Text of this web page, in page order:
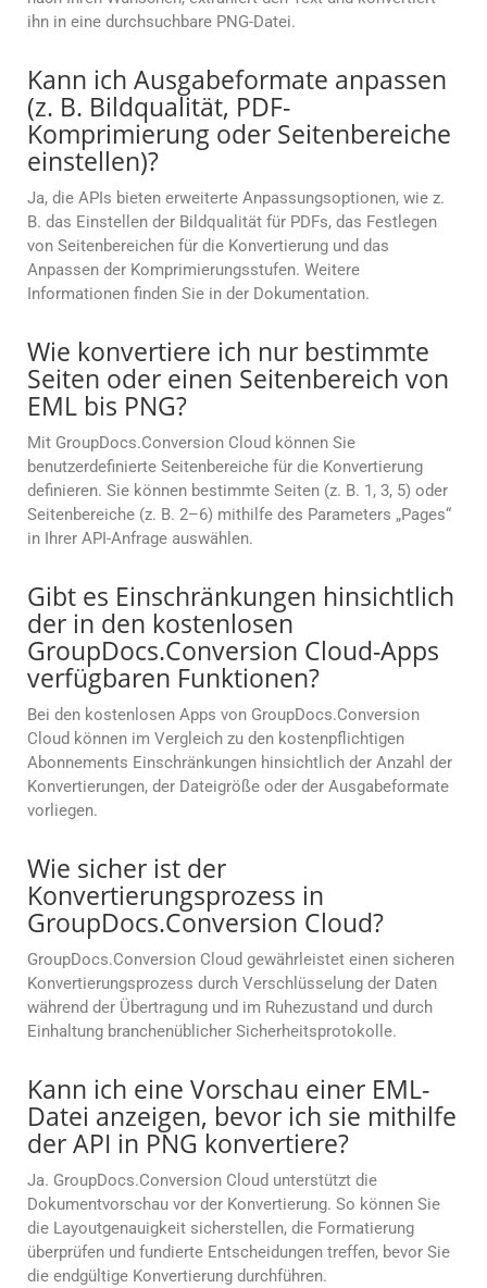
ihn in eine durchsuchbare PNG-Datei.
Kann ich Ausgabeformate anpassen
(z. B. Bildqualität, PDF-
Komprimierung oder Seitenbereiche
einstellen)?
Ja, die APIs bieten erweiterte Anpassungsoptionen, wie z.
B. das Einstellen der Bildqualität für PDFs, das Festlegen
von Seitenbereichen für die Konvertierung und das
Anpassen der Komprimierungsstufen. Weitere
Informationen finden Sie in der Dokumentation.
Wie konvertiere ich nur bestimmte
Seiten oder einen Seitenbereich von
EML bis PNG?
Mit GroupDocs.Conversion Cloud können Sie
benutzerdefinierte Seitenbereiche für die Konvertierung
definieren. Sie können bestimmte Seiten (z. B. 1, 3, 5) oder
Seitenbereiche (z. B. 2–6) mithilfe des Parameters „Pages“
in Ihrer API-Anfrage auswählen.
Gibt es Einschränkungen hinsichtlich
der in den kostenlosen
GroupDocs.Conversion Cloud-Apps
verfügbaren Funktionen?
Bei den kostenlosen Apps von GroupDocs.Conversion
Cloud können im Vergleich zu den kostenpflichtigen
Abonnements Einschränkungen hinsichtlich der Anzahl der
Konvertierungen, der Dateigröße oder der Ausgabeformate
vorliegen.
Wie sicher ist der
Konvertierungsprozess in
GroupDocs.Conversion Cloud?
GroupDocs.Conversion Cloud gewährleistet einen sicheren
Konvertierungsprozess durch Verschlüsselung der Daten
während der Übertragung und im Ruhezustand und durch
Einhaltung branchenüblicher Sicherheitsprotokolle.
Kann ich eine Vorschau einer EML-
Datei anzeigen, bevor ich sie mithilfe
der API in PNG konvertiere?
Ja. GroupDocs.Conversion Cloud unterstützt die
Dokumentvorschau vor der Konvertierung. So können Sie
die Layoutgenauigkeit sicherstellen, die Formatierung
überprüfen und fundierte Entscheidungen treffen, bevor Sie
die endgültige Konvertierung durchführen.